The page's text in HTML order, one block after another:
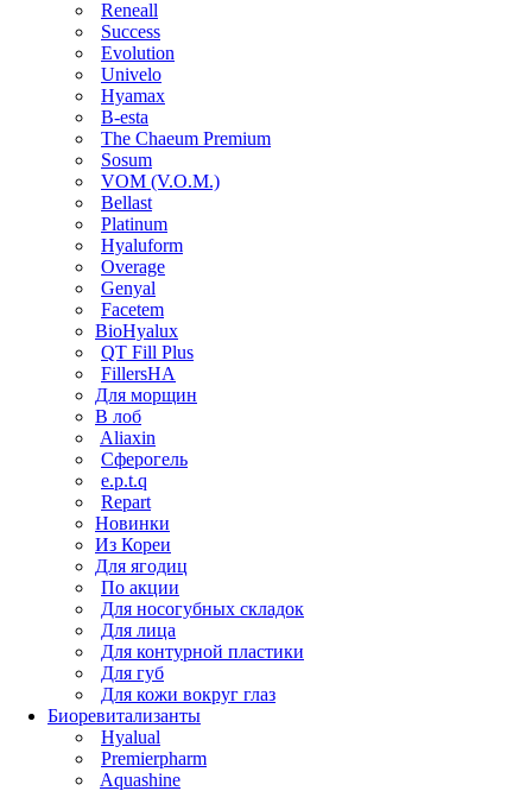
Reneall
Success
Evolution
Univelo
Hyamax
B-esta
The Chaeum Premium
Sosum
VOM (V.O.M.)
Bellast
Platinum
Hyaluform
Overage
Genyal
Facetem
BioHyalux
QT Fill Plus
FillersHA
Для морщин
В лоб
Aliaxin
Сферогель
e.p.t.q
Repart
Новинки
Из Кореи
Для ягодиц
По акции
Для носогубных складок
Для лица
Для контурной пластики
Для губ
Для кожи вокруг глаз
Биоревитализанты
Hyalual
Premierpharm
Aquashine